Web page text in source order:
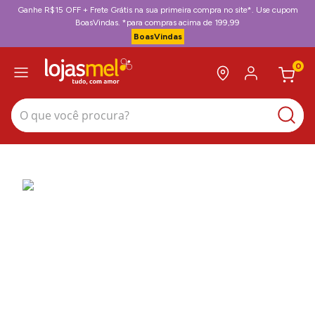
Ganhe R$15 OFF + Frete Grátis na sua primeira compra no site*. Use cupom
BoasVindas. *para compras acima de 199,99
BoasVindas
0
O que você procura?